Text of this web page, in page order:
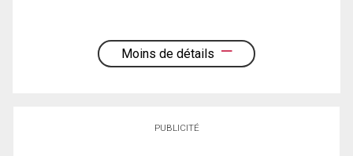
Moins de détails
PUBLICITÉ